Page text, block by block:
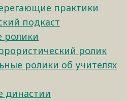
практики
подкаст
ролики
ролик
ролики об учителях
династии